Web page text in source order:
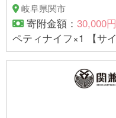
岐阜県関市
寄附金額： 30,000円
ペティナイフ×1 【サ